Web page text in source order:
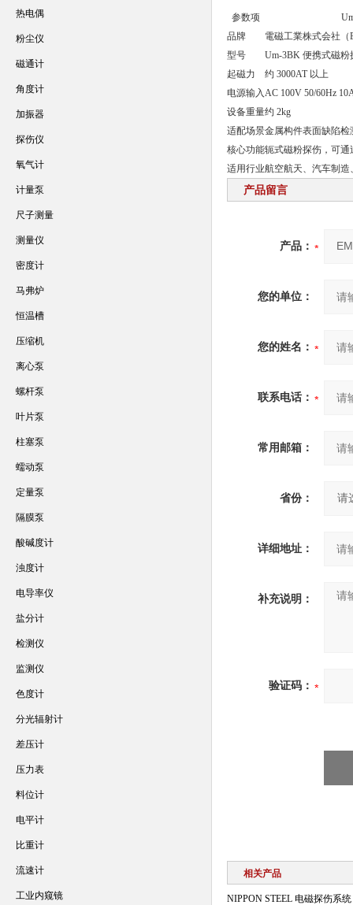
参数项
品牌
電磁工業株式会社
型号
Um-3BK 便携式磁粉
起磁力
约 3000AT 以上
电源输入AC 100V 50/60Hz
设备重量约 2kg
适配场景金属构件表面缺陷
核心功能轭式磁粉探伤，可
适用行业航空航天、汽车制
产品留言
产品：
您的单位：
您的姓名：
联系电话：
常用邮箱：
省份：
详细地址：
补充说明：
验证码：
相关产品
NIPPON STEEL 电磁探伤系统
热电偶
粉尘仪
磁通计
角度计
加振器
探伤仪
氧气计
计量泵
尺子测量
测量仪
密度计
马弗炉
恒温槽
压缩机
离心泵
螺杆泵
叶片泵
柱塞泵
蠕动泵
定量泵
隔膜泵
酸碱度计
浊度计
电导率仪
盐分计
检测仪
监测仪
色度计
分光辐射计
差压计
压力表
料位计
电平计
比重计
流速计
工业内窥镜